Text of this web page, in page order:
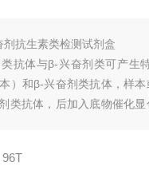
剂抗生素类检测试剂盒
抗体与β-兴奋剂类可产生
）和β-兴奋剂类抗体，样
类抗体，后加入底物催化